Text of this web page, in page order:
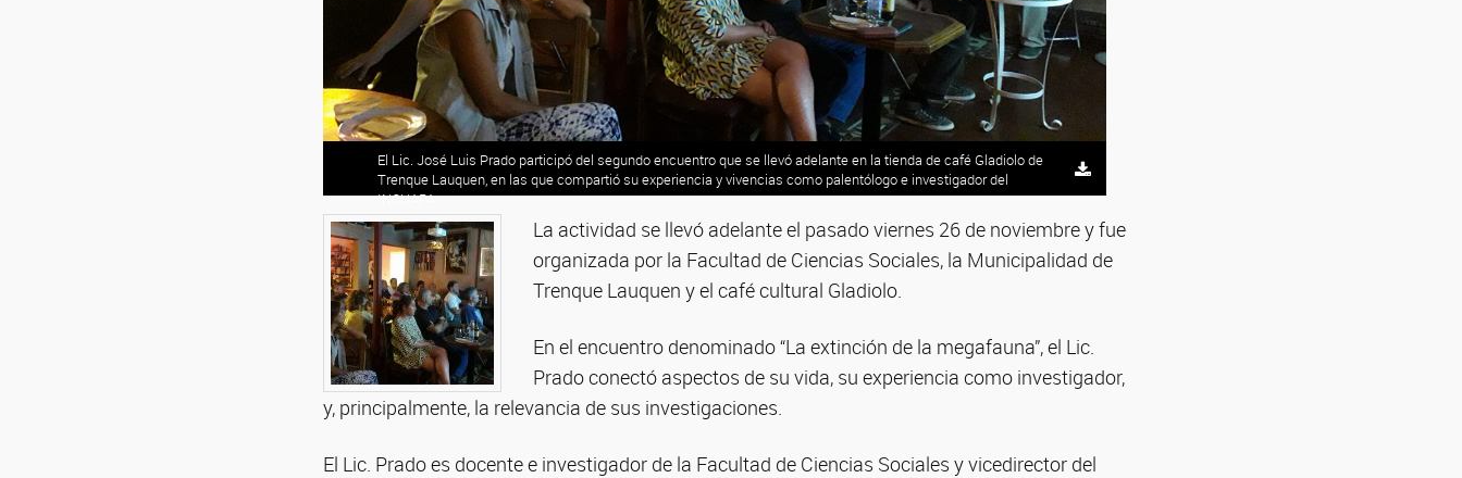
El Lic. José Luis Prado participó del segundo encuentro que se llevó adelante en la tienda de café Gladiolo de
Trenque Lauquen, en las que compartió su experiencia y vivencias como palentólogo e investigador del
INCUAPA.
La actividad se llevó adelante el pasado viernes 26 de noviembre y fue
organizada por la Facultad de Ciencias Sociales, la Municipalidad de
Trenque Lauquen y el café cultural Gladiolo.
En el encuentro denominado “La extinción de la megafauna”, el Lic.
Prado conectó aspectos de su vida, su experiencia como investigador,
y, principalmente, la relevancia de sus investigaciones.
El Lic. Prado es docente e investigador de la Facultad de Ciencias Sociales y vicedirector del